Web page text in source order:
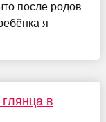
после родов
я
в